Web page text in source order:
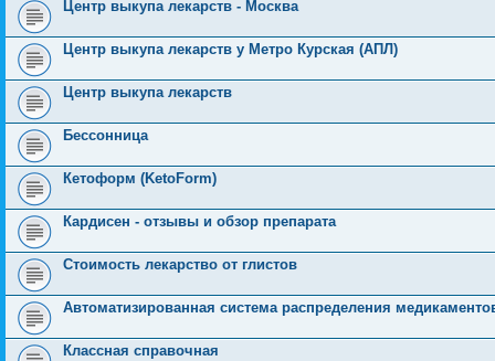
Центр выкупа лекарств - Москва
Центр выкупа лекарств у Метро Курская (АПЛ)
Центр выкупа лекарств
Бессонница
Кетоформ (KetoForm)
Кардисен - отзывы и обзор препарата
Стоимость лекарство от глистов
Автоматизированная система распределения
Классная справочная